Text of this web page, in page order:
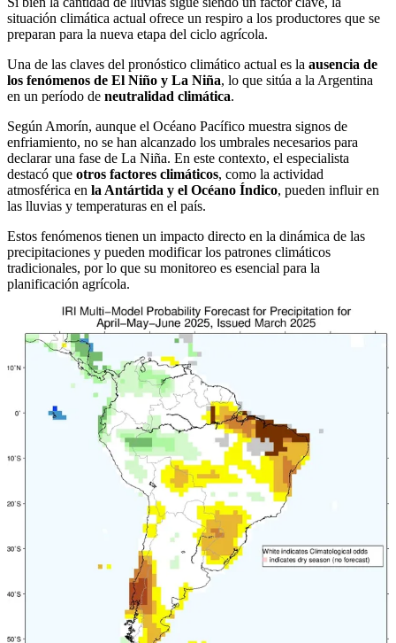
situación climática actual ofrece un respiro a los productores que se
preparan para la nueva etapa del ciclo agrícola.
Una de las claves del pronóstico climático actual es la ausencia de
los fenómenos de El Niño y La Niña, lo que sitúa a la Argentina
en un período de neutralidad climática.
Según Amorín, aunque el Océano Pacífico muestra signos de
enfriamiento, no se han alcanzado los umbrales necesarios para
declarar una fase de La Niña. En este contexto, el especialista
destacó que otros factores climáticos, como la actividad
atmosférica en la Antártida y el Océano Índico, pueden influir en
las lluvias y temperaturas en el país.
Estos fenómenos tienen un impacto directo en la dinámica de las
precipitaciones y pueden modificar los patrones climáticos
tradicionales, por lo que su monitoreo es esencial para la
planificación agrícola.